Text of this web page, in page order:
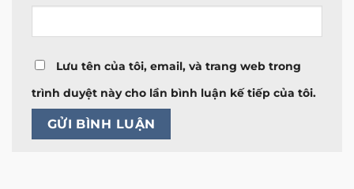
Lưu tên của tôi, email, và trang web trong
trình duyệt này cho lần bình luận kế tiếp của tôi.